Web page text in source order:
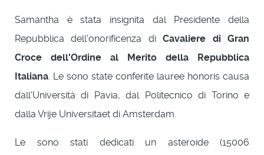
Samantha è stata insignita dal Presidente della
Repubblica dell'onorificenza diCavaliere di Gran
Croce dell'Ordine al Merito della Repubblica
Italiana. Le sono state conferite lauree honoris causa
dall'Università di Pavia, dal Politecnico di Torino e
dalla Vrije Universitaet di Amsterdam.
Le sono stati dedicati un asteroide (15006